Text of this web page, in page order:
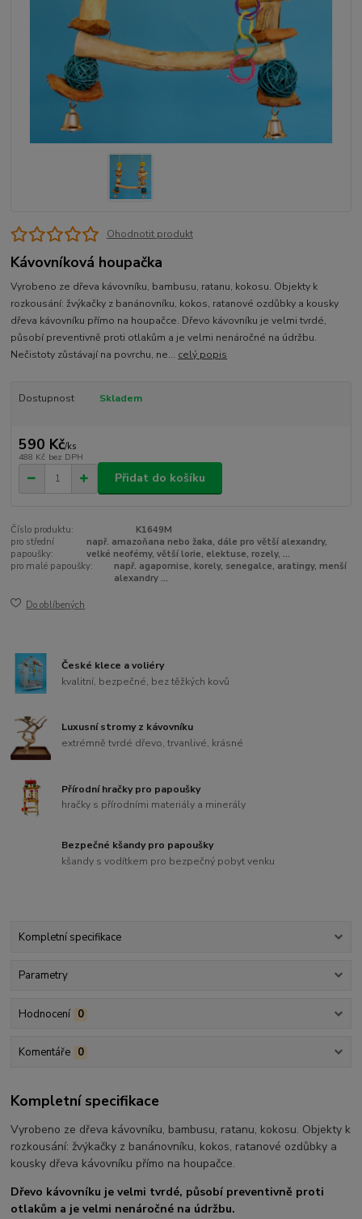
Ohodnotit produkt
Kávovníková houpačka
Vyrobeno ze dřeva kávovníku, bambusu, ratanu, kokosu. Objekty k
rozkousání: žvýkačky z banánovníku, kokos, ratanové ozdůbky a kousky
dřeva kávovníku přímo na houpačce. Dřevo kávovníku je velmi tvrdé,
působí preventivně proti otlakům a je velmi nenáročné na údržbu.
Nečistoty zůstávají na povrchu, ne... celý popis
Dostupnost Skladem
590 Kč/ks
488 Kč bez DPH
Přidat do košíku
Číslo produktu:
K1649M
pro střední
papoušky:
např. amazoňana nebo žaka, dále pro větší alexandry,
velké neofémy, větší lorie, elektuse, rozely, ...
pro malé papoušky:
např. agapornise, korely, senegalce, aratingy, menší
alexandry ...
Do oblíbených
České klece a voliéry
kvalitní, bezpečné, bez těžkých kovů
Luxusní stromy z kávovníku
extrémně tvrdé dřevo, trvanlivé, krásné
Přírodní hračky pro papoušky
hračky s přírodními materiály a minerály
Bezpečné kšandy pro papoušky
kšandy s vodítkem pro bezpečný pobyt venku
Kompletní specifikace
Parametry
Hodnocení 0
Komentáře 0
Kompletní specifikace
Vyrobeno ze dřeva kávovníku, bambusu, ratanu, kokosu. Objekty k
rozkousání: žvýkačky z banánovníku, kokos, ratanové ozdůbky a
kousky dřeva kávovníku přímo na houpačce.
Dřevo kávovníku je velmi tvrdé, působí preventivně proti
otlakům a je velmi nenáročné na údržbu.